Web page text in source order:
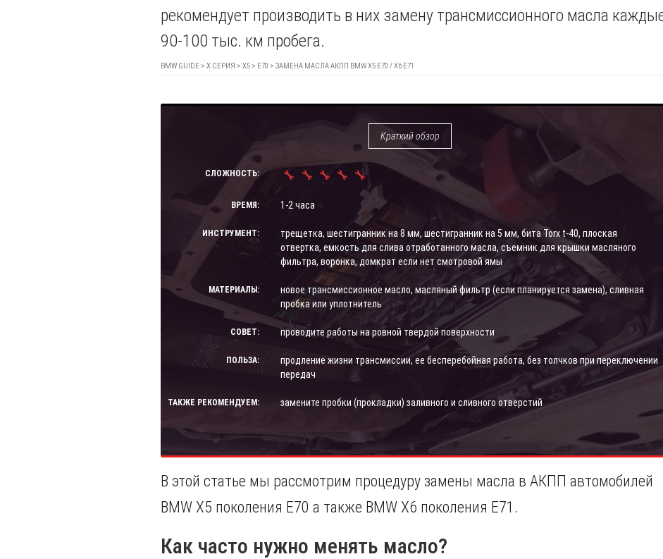
рекомендует производить в них замену трансмиссионного масла
90-100 тыс. км пробега.
BMW GUIDE> X СЕРИЯ > X5> E70 > ЗАМЕНА МАСЛА АКПП BMW X5 E70 / X6 E71
Краткий обзор
СЛОЖНОСТЬ:
ВРЕМЯ: 1-2 часа
ИНСТРУМЕНТ:
трещетка, шестигранник на 8 мм, шестигранник на 5 мм, бита Torx t-40, плоская
отвертка, емкость для слива отработанного масла, съемник для крышки масляного
фильтра, воронка, домкрат если нет смотровой ямы
МАТЕРИАЛЫ:
новое трансмиссионное масло, масляный фильтр (если планируется замена), сливная
пробка или уплотнитель
СОВЕТ: проводите работы на ровной твердой поверхности
ПОЛЬЗА:
продление жизни трансмиссии, ее бесперебойная работа, без толчков при переключении
передач
ТАКЖЕ РЕКОМЕНДУЕМ: замените пробки (прокладки) заливного и сливного отверстий
В этой статье мы рассмотрим процедуру замены масла в АКПП автомобилей
BMW X5 поколения E70 а также BMW X6 поколения E71.
Как часто нужно менять масло?